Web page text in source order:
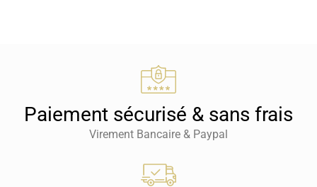
Paiement sécurisé & sans frais
Virement Bancaire & Paypal